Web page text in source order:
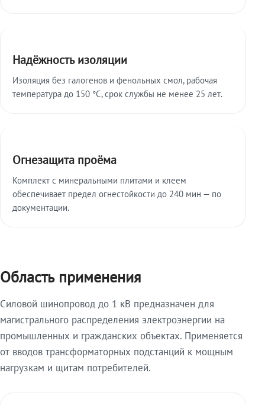
Надёжность изоляции
Изоляция без галогенов и фенольных смол, рабочая
температура до 150 °C, срок службы не менее 25 лет.
Огнезащита проёма
Комплект с минеральными плитами и клеем
обеспечивает предел огнестойкости до 240 мин — по
документации.
Область применения
Силовой шинопровод до 1 кВ предназначен для
магистрального распределения электроэнергии на
промышленных и гражданских объектах. Применяется
от вводов трансформаторных подстанций к мощным
нагрузкам и щитам потребителей.